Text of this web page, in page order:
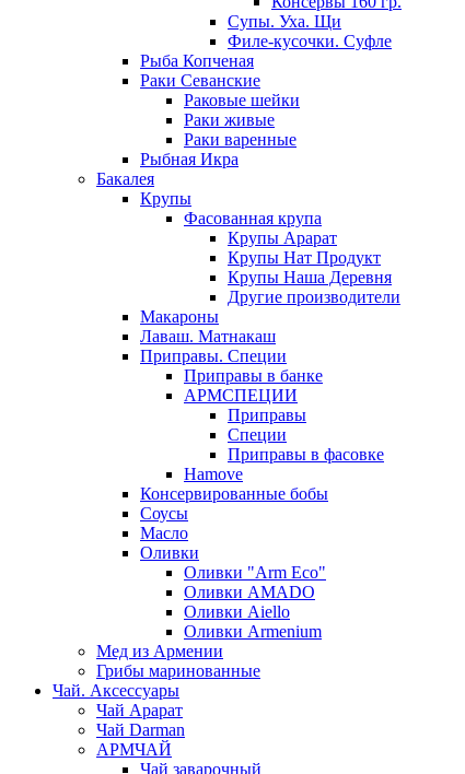
Супы. Уха. Щи
Филе-кусочки. Суфле
Рыба Копченая
Раки Севанские
Раковые шейки
Раки живые
Раки варенные
Рыбная Икра
Бакалея
Крупы
Фасованная крупа
Крупы Арарат
Крупы Нат Продукт
Крупы Наша Деревня
Другие производители
Макароны
Лаваш. Матнакаш
Приправы. Специи
Приправы в банке
АРМСПЕЦИИ
Приправы
Специи
Приправы в фасовке
Hamove
Консервированные бобы
Соусы
Масло
Оливки
Оливки "Arm Eco"
Оливки AMADO
Оливки Aiello
Оливки Armenium
Мед из Армении
Грибы маринованные
Чай. Аксессуары
Чай Арарат
Чай Darman
АРМЧАЙ
Чай заварочный